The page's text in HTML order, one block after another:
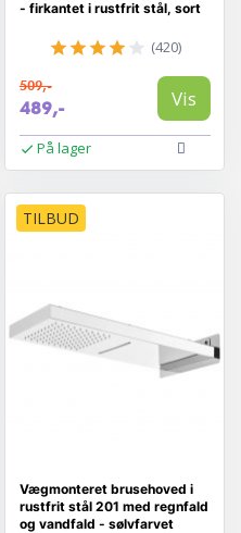
- firkantet i rustfrit stål, sort
(420)
509,-
489,- Vis
På lager
TILBUD
Vægmonteret brusehoved i
rustfrit stål 201 med regnfald
og vandfald - sølvfarvet